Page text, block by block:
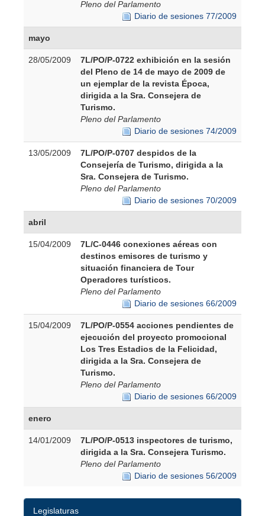
Pleno del Parlamento
Diario de sesiones 77/2009
mayo
28/05/2009
7L/PO/P-0722 exhibición en la sesión
del Pleno de 14 de mayo de 2009 de
un ejemplar de la revista Época,
dirigida a la Sra. Consejera de
Turismo.
Pleno del Parlamento
Diario de sesiones 74/2009
13/05/2009
7L/PO/P-0707 despidos de la
Consejería de Turismo, dirigida a la
Sra. Consejera de Turismo.
Pleno del Parlamento
Diario de sesiones 70/2009
abril
15/04/2009
7L/C-0446 conexiones aéreas con
destinos emisores de turismo y
situación financiera de Tour
Operadores turísticos.
Pleno del Parlamento
Diario de sesiones 66/2009
15/04/2009
7L/PO/P-0554 acciones pendientes de
ejecución del proyecto promocional
Los Tres Estadios de la Felicidad,
dirigida a la Sra. Consejera de
Turismo.
Pleno del Parlamento
Diario de sesiones 66/2009
enero
14/01/2009
7L/PO/P-0513 inspectores de turismo,
dirigida a la Sra. Consejera Turismo.
Pleno del Parlamento
Diario de sesiones 56/2009
Legislaturas